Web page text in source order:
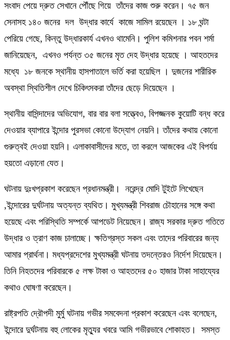
সংবাদ পেয়ে দ্রুত সেখানে পৌঁছে গিয়ে তাঁদের কাজ শুরু করেন। ৭৫ জন
সেনাসহ ১৪০ জনের দল উদ্ধার কার্যে কাজে সামিল রয়েছেন । ১৮ ঘন্টা
পেরিয়ে গেছে, কিন্তু উদ্ধারকার্য এখনও থামেনি। পুলিশ কমিশনার পবন শর্মা
জানিয়েছেন, এখনও পর্যন্ত ৩৫ জনের মৃত দেহ উদ্ধার হয়েছে । আহতদের
মধ্যে ১৮ জনকে স্থানীয় হাসপাতালে ভর্তি করা হয়েছিল । দুজনের শারীরিক
অবস্থা স্থিতিশীল দেখে চিকিৎসকরা তাঁদের ছেড়ে দিয়েছেন ।
স্থানীয় বাসিন্দাদের অভিযোগ, বার বার বলা সত্ত্বেও, বিপজ্জনক কুয়োটি বন্ধ করে
দেওয়ার ব্যাপারে ইন্দোর পুরসভা কোনো উদ্যোগ নেয়নি। তাঁদের কথায় কোনো
গুরুত্বই দেওয়া হয়নি। এলাকাবাসীদের মতে, তা করলে আজকের এই বিপর্যয়
হয়তো এড়ানো যেত।
ঘটনায় দুঃখপ্রকাশ করেছেন প্রধানমন্ত্রী। নরেন্দ্র মোদি টুইটে লিখেছেন
,ইন্দোরের দুর্ঘটনায় অত্যন্ত ব্যথিত। মুখ্যমন্ত্রী শিবরাজ চৌহানের সঙ্গে কথা
হয়েছে এবং পরিস্থিতি সম্পর্কে আপডেট নিয়েছেন। রাজ্য সরকার দ্রুত গতিতে
উদ্ধার ও ত্রাণ কাজ চালাচ্ছে। ক্ষতিগ্রস্ত সকল এবং তাদের পরিবারের জন্য
আমার প্রার্থনা। মধ্যপ্রদেশের মুখ্যমন্ত্রী ঘটনায় তদন্তেরও নির্দেশ দিয়েছেন।
তিনি নিহতদের পরিবারকে ৫ লক্ষ টাকা ও আহতদের ৫০ হাজার টাকা সাহায্যের
কথাও ঘোষণা করেছেন।
রাষ্ট্রপতি দ্রৌপদী মুর্মু ঘটনায় গভীর সমবেদনা প্রকাশ করেছেন এবং বলেছেন,
ইন্দোরে দুর্ঘটনায় বহু লোকের মৃত্যুর খবরে আমি গভীরভাবে শোকাহত। সমস্ত